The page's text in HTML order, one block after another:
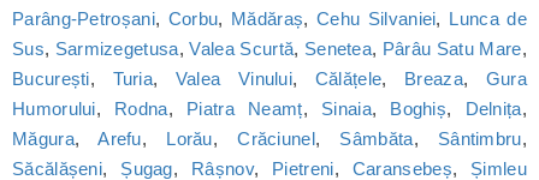
Parâng-Petroșani, Corbu, Mădăraș, Cehu Silvaniei, Lunca de
Sus, Sarmizegetusa,Valea Scurtă, Senetea, Pârâu Satu Mare,
București, Turia, Valea Vinului, Călățele, Breaza, Gura
Humorului, Rodna, Piatra Neamț, Sinaia, Boghiș, Delnița,
Măgura,Arefu, Lorău,Crăciunel, Sâmbăta, Sântimbru,
Săcălășeni, Șugag, Râșnov, Pietreni, Caransebeș, Șimleu